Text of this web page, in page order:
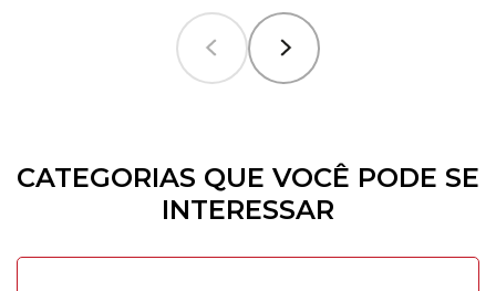
CATEGORIAS QUE VOCÊ PODE SE
INTERESSAR